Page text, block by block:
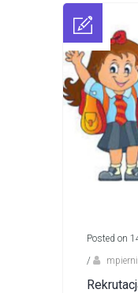
Posted on
/